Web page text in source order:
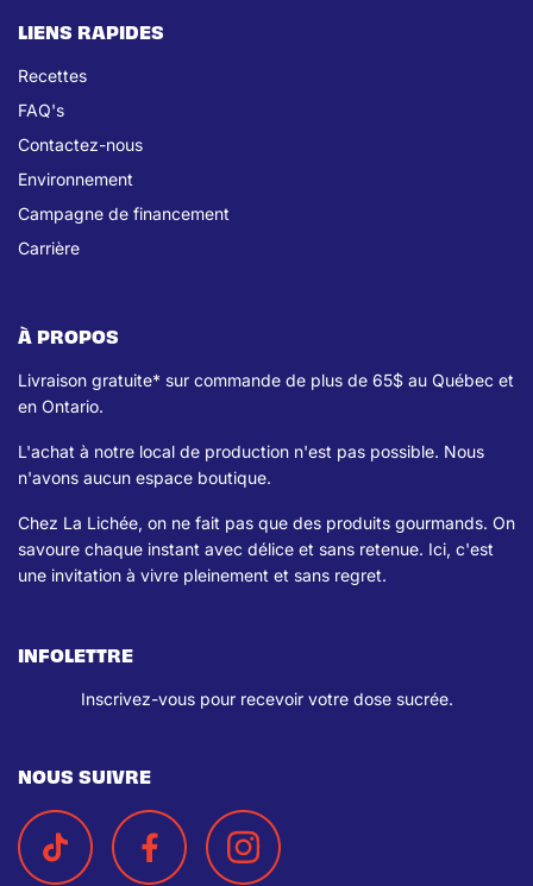
LIENS RAPIDES
Recettes
FAQ's
Contactez-nous
Environnement
Campagne de financement
Carrière
À PROPOS
Livraison gratuite* sur commande de plus de 65$ au Québec et
en Ontario.
L'achat à notre local de production n'est pas possible. Nous
n'avons aucun espace boutique.
Chez La Lichée, on ne fait pas que des produits gourmands. On
savoure chaque instant avec délice et sans retenue. Ici, c'est
une invitation à vivre pleinement et sans regret.
INFOLETTRE
Inscrivez-vous pour recevoir votre dose sucrée.
NOUS SUIVRE